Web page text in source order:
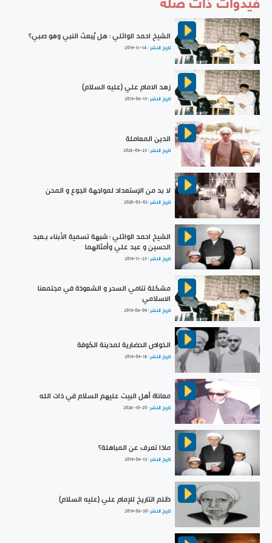
الشيخ احمد الوائلي : هل يُبعث النبي وهو صبي؟
تاريخ النشر : 2019-11-14
زهد الامام علي (عليه السلام)
تاريخ النشر :2019-06-15
الدين المعاملة
تاريخ النشر :2023-09-25
لا بد من الإستعداد لمواجهة الجوع و المحن
تاريخ النشر :2020-05-02
الشيخ احمد الوائلي : شبهة تسمية الأبناء بـعبد
الحسين و عبد علي وأمثالهما
تاريخ النشر :2019-11-25
مشكلة تنامي السحر و الشعوذة في مجتمعنا
الاسلامي
تاريخ النشر :2019-06-09
الخواص الحضارية لمدينة الكوفة
تاريخ النشر :2019-09-18
معاناة أهل البيت عليهم السلام في ذات الله
تاريخ النشر :2024-10-20
ماذا تعرف عن المباهلة؟
تاريخ النشر :2019-06-13
ظلم التاريخ للإمام علي (عليه السلام)
تاريخ النشر :2019-06-30